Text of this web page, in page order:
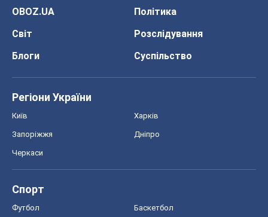
OBOZ.UA
Політика
Світ
Розслідування
Блоги
Суспільство
Регіони України
Київ Харків
Запоріжжя Дніпро
Черкаси
Спорт
Футбол Баскетбол